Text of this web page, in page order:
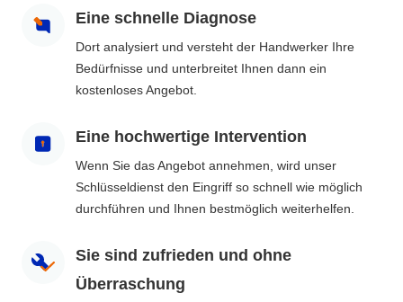
Eine schnelle Diagnose
Dort analysiert und versteht der Handwerker Ihre
Bedürfnisse und unterbreitet Ihnen dann ein
kostenloses Angebot.
Eine hochwertige Intervention
Wenn Sie das Angebot annehmen, wird unser
Schlüsseldienst den Eingriff so schnell wie möglich
durchführen und Ihnen bestmöglich weiterhelfen.
Sie sind zufrieden und ohne
Überraschung